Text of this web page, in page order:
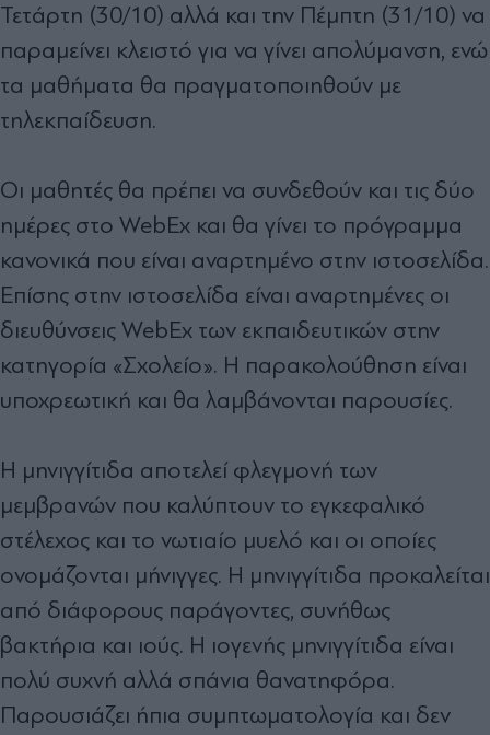
Τετάρτη (30/10) αλλά και την Πέμπτη (31/10) να
παραμείνει κλειστό για να γίνει απολύμανση, ενώ
τα μαθήματα θα πραγματοποιηθούν με
τηλεκπαίδευση.
Οι μαθητές θα πρέπει να συνδεθούν και τις δύο
ημέρες στο WebEx και θα γίνει το πρόγραμμα
κανονικά που είναι αναρτημένο στην ιστοσελίδα.
Επίσης στην ιστοσελίδα είναι αναρτημένες οι
διευθύνσεις WebEx των εκπαιδευτικών στην
κατηγορία «Σχολείο». Η παρακολούθηση είναι
υποχρεωτική και θα λαμβάνονται παρουσίες.
Η μηνιγγίτιδα αποτελεί φλεγμονή των
μεμβρανών που καλύπτουν το εγκεφαλικό
στέλεχος και το νωτιαίο μυελό και οι οποίες
ονομάζονται μήνιγγες. Η μηνιγγίτιδα προκαλείται
από διάφορους παράγοντες, συνήθως
βακτήρια και ιούς. Η ιογενής μηνιγγίτιδα είναι
πολύ συχνή αλλά σπάνια θανατηφόρα.
Παρουσιάζει ήπια συμπτωματολογία και δεν